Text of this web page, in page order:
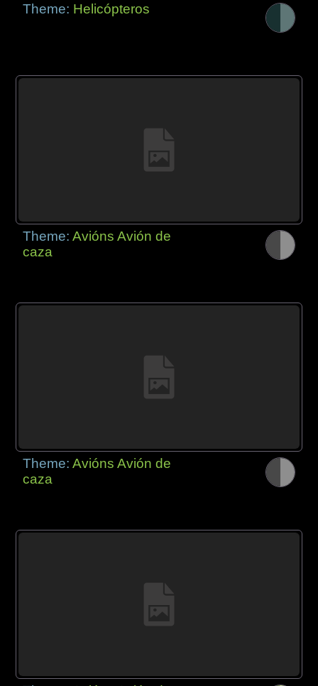
Theme: Helicópteros
Theme:Avións Avión de
caza
Theme:Avións Avión de
caza